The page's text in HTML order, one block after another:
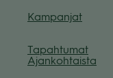
Kam­pan­jat
Tapah­tu­mat
Ajan­koh­taista